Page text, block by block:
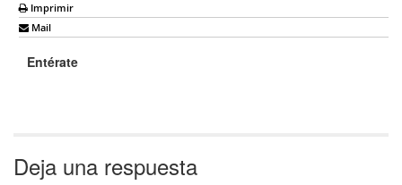
Imprimir
Mail
Entérate
Deja una respuesta